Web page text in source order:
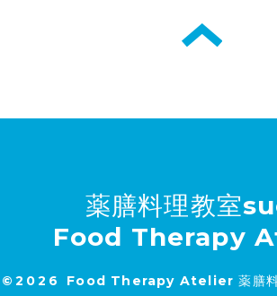
薬膳料理教室
Food Therapy
©2026 Food Therapy Atelier 薬膳